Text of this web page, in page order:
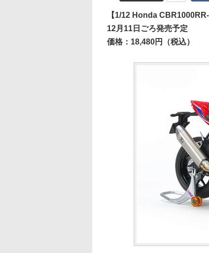
【1/12 Honda
12月11日ごろ発売予定
価格：18,480円（税込）